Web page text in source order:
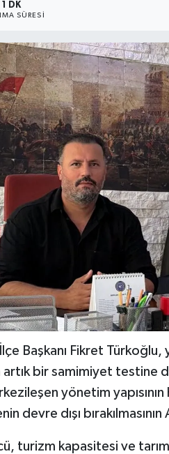
1 DK
SÜRESI
Başkanı Fikret Türkoğlu,
bir samimiyet testine
yönetim
devre dışı
turizm kapasitesi ve